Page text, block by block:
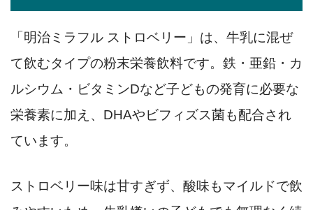
「明治ミラフル ストロベリー」は、牛乳に混ぜ
て飲むタイプの粉末栄養飲料です。鉄・亜鉛・カ
ルシウム・ビタミンDなど子どもの発育に必要な
栄養素に加え、DHAやビフィズス菌も配合され
ています。
ストロベリー味は甘すぎず、酸味もマイルドで飲